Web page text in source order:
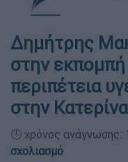
Δημήτρης
στην
περιπέτεια
στην
🕛 χρόνος
σχολιασμό